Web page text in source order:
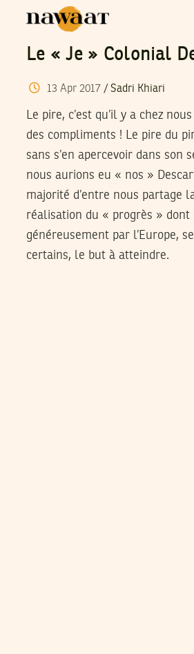
Le « Je » Colonial
13 Apr 2017/ Sadri Khiari
Le pire, c’est qu’il y a chez
des compliments ! Le pire du
sans s’en apercevoir dans
nous aurions eu « nos »
majorité d’entre nous partage
réalisation du « progrès »
généreusement par l’Europe,
certains, le but à atteindre.